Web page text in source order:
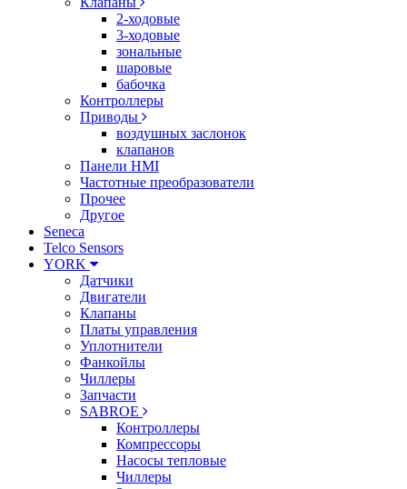
2-ходовые
3-ходовые
зональные
шаровые
бабочка
Контроллеры
Приводы
воздушных заслонок
клапанов
Панели HMI
Частотные преобразователи
Прочее
Другое
Seneca
Telco Sensors
YORK
Датчики
Двигатели
Клапаны
Платы управления
Уплотнители
Фанкойлы
Чиллеры
Запчасти
SABROE
Контроллеры
Компрессоры
Насосы тепловые
Чиллеры